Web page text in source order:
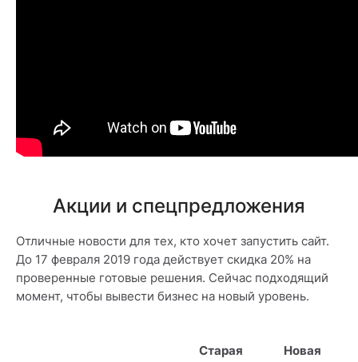
Акции и спецпредложения
Отличные новости для тех, кто хочет запустить сайт.
До 17 февраля 2019 года действует скидка 20% на
проверенные готовые решения. Сейчас подходящий
момент, чтобы вывести бизнес на новый уровень.
Старая
Новая